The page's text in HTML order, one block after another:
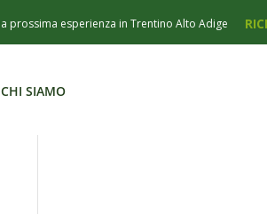
CHI SIAMO
CHI SIAMO